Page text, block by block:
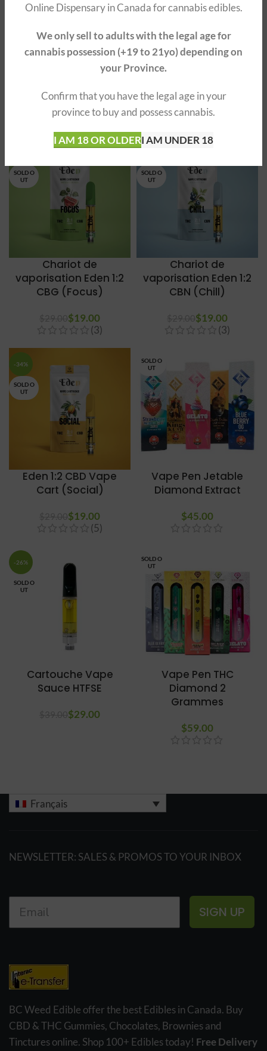
Online Dispensary in Canada for cannabis edibles.
We only sell to adults with the legal age for
cannabis possession (+19 to 21yo) depending on
your Province.
Confirm that you have the legal age in your
province to buy and possess cannabis.
I AM 18 OR OLDERI AM UNDER 18
Chariots de
vaporisation Bulk
Liquid Diamonds (50
chariots)
1,750.00Le prix initial
était :
$1,750.00.
$875.00 Le prix
actuel
est :
Eden Liquid
Diamonds Vape Cart
(7)
SOLD O
UT
Chariot de
vaporisation Eden 1:2
CBG (Focus)
Le prix initial
était : $29.00.
$19.00
est :
(3)
SOLD O
UT
Chariot de
vaporisation Eden 1:2
CBN (Chill)
Le prix initial
était : $29.00.
$19.00
(3)
-34%
SOLD O
UT
Eden 1:2 CBD Vape
Cart (Social)
Le prix initial
était : $29.00.
$19.00
(5)
SOLD O
UT
Vape Pen Jetable
Diamond Extract
$45.00
-26%
SOLD O
UT
Cartouche Vape
Sauce HTFSE
$29.00
SOLD O
UT
Vape Pen THC
Diamond 2
Grammes
$59.00
Français
NEWSLETTER: SALES & PROMOS TO YOUR INBOX
SIGN UP
BC Weed Edible offer the best Edibles in Canada. Buy
CBD & THC Gummies, Chocolates, Brownies and
Tinctures online. Shop 100+ Edibles today! Free Delivery